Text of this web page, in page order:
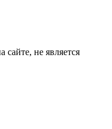
не является